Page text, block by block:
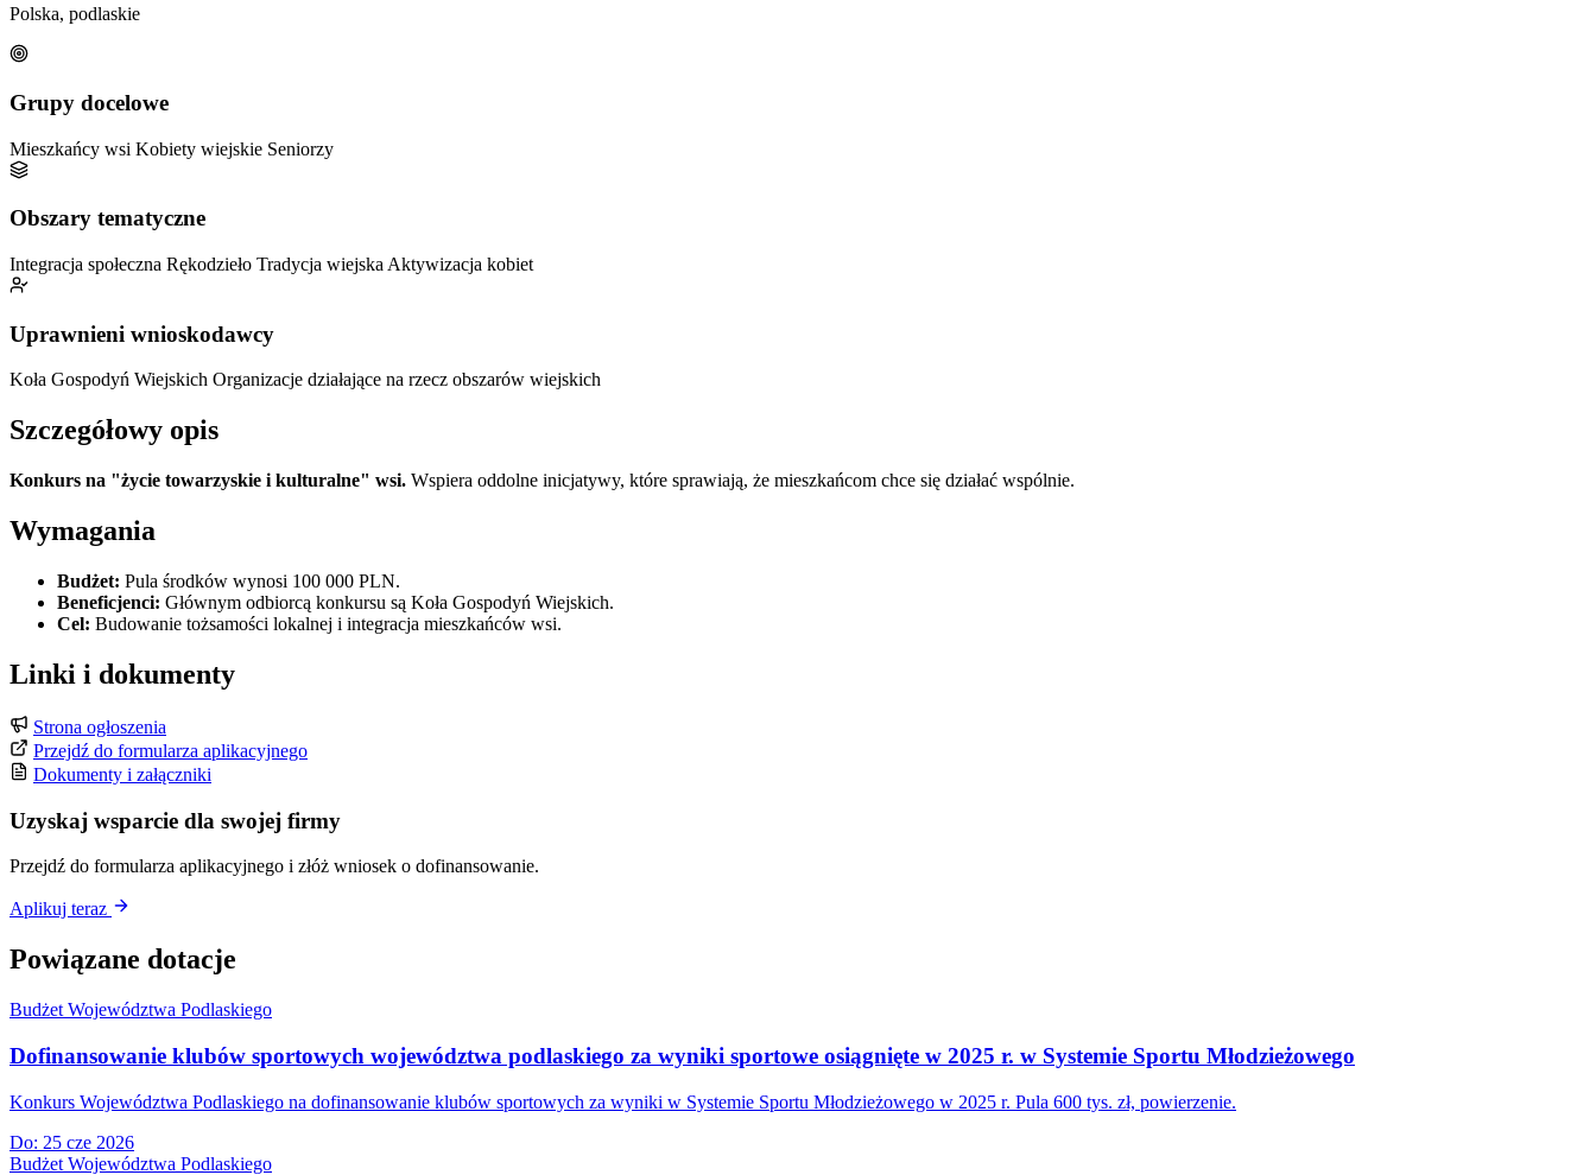
Polska, podlaskie
Grupy docelowe
Mieszkańcy wsi Kobiety wiejskie Seniorzy
Obszary tematyczne
Integracja społeczna Rękodzieło Tradycja wiejska Aktywizacja kobiet
Uprawnieni wnioskodawcy
Koła Gospodyń Wiejskich Organizacje działające na rzecz obszarów wiejskich
Szczegółowy opis
Konkurs na "życie towarzyskie i kulturalne" wsi. Wspiera oddolne inicjatywy, które sprawiają, że mieszkańcom chce się działać wspólnie.
Wymagania
Budżet: Pula środków wynosi 100 000 PLN.
Beneficjenci: Głównym odbiorcą konkursu są Koła Gospodyń Wiejskich.
Cel: Budowanie tożsamości lokalnej i integracja mieszkańców wsi.
Linki i dokumenty
Strona ogłoszenia
Przejdź do formularza aplikacyjnego
Dokumenty i załączniki
Uzyskaj wsparcie dla swojej firmy
Przejdź do formularza aplikacyjnego i złóż wniosek o dofinansowanie.
Aplikuj teraz
Powiązane dotacje
Budżet Województwa Podlaskiego
Dofinansowanie klubów sportowych województwa podlaskiego za wyniki sportowe osiągnięte w 2025 r. w Systemie Sportu Młodzieżowego
Konkurs Województwa Podlaskiego na dofinansowanie klubów sportowych za wyniki w Systemie Sportu Młodzieżowego w 2025 r. Pula 600 tys. zł, powierzenie.
Do: 25 cze 2026
Budżet Województwa Podlaskiego